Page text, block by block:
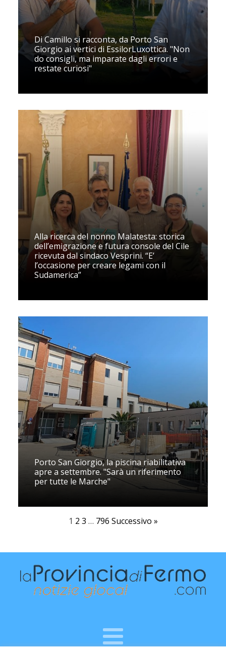
Di Camillo si racconta, da Porto San
Giorgio ai vertici di EssilorLuxottica. "Non
do consigli, ma imparate dagli errori e
restate curiosi"
Alla ricerca del nonno Malatesta: storica
dell’emigrazione e futura console del Cile
ricevuta dal sindaco Vesprini. “E’
l’occasione per creare legami con il
Sudamerica”
Porto San Giorgio, la piscina riabilitativa
apre a settembre. "Sarà un riferimento
per tutte le Marche"
1 2 3 … 796 Successivo »